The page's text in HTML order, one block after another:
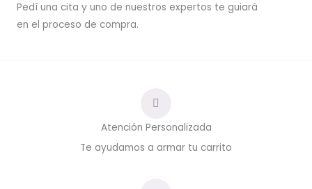
Pedí una cita y uno de nuestros expertos te guiará
en el proceso de compra.
Atención Personalizada
Te ayudamos a armar tu carrito